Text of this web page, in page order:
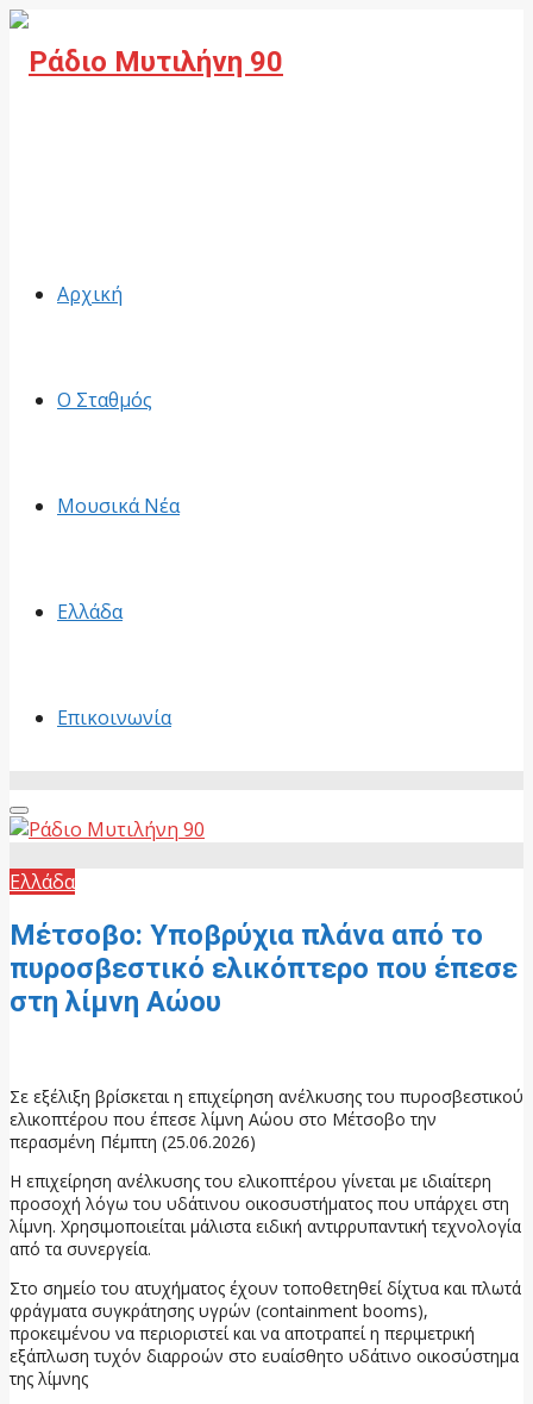
Αρχική
Ο Σταθμός
Μουσικά Νέα
Ελλάδα
Επικοινωνία
Primary
Menu
Ελλάδα
Μέτσοβο: Υποβρύχια πλάνα από το
πυροσβεστικό ελικόπτερο που έπεσε
στη λίμνη Αώου
Σε εξέλιξη βρίσκεται η επιχείρηση ανέλκυσης του πυροσβεστικού
ελικοπτέρου που έπεσε λίμνη Αώου στο Μέτσοβο την
περασμένη Πέμπτη (25.06.2026)
Η επιχείρηση ανέλκυσης του ελικοπτέρου γίνεται με ιδιαίτερη
προσοχή λόγω του υδάτινου οικοσυστήματος που υπάρχει στη
λίμνη. Χρησιμοποιείται μάλιστα ειδική αντιρρυπαντική τεχνολογία
από τα συνεργεία.
Στο σημείο του ατυχήματος έχουν τοποθετηθεί δίχτυα και πλωτά
φράγματα συγκράτησης υγρών (containment booms),
προκειμένου να περιοριστεί και να αποτραπεί η περιμετρική
εξάπλωση τυχόν διαρροών στο ευαίσθητο υδάτινο οικοσύστημα
της λίμνης